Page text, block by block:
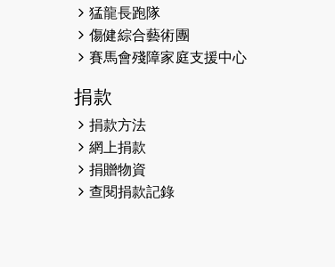
猛龍長跑隊
傷健綜合藝術團
賽馬會殘障家庭支援中心
捐款
捐款方法
網上捐款
捐贈物資
查閱捐款記錄